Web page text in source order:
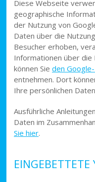
Diese Webseite
geographische
der Nutzung von
Daten über die
Besucher erhoben,
Informationen über
können Sie den
entnehmen. Dort
Ihre persönlichen
Ausführliche
Daten im
Sie hier.
EINGEBETTETE